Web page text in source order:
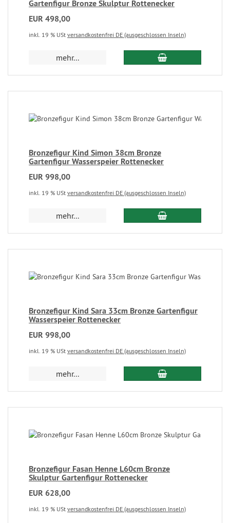
Gartenfigur Bronze Skulptur Rottenecker
EUR 498,00
inkl. 19 % USt versandkostenfrei DE (ausgeschlossen Inseln)
mehr...
Bronzefigur Kind Simon 38cm Bronze
Gartenfigur Wasserspeier Rottenecker
EUR 998,00
inkl. 19 % USt versandkostenfrei DE (ausgeschlossen Inseln)
mehr...
Bronzefigur Kind Sara 33cm Bronze Gartenfigur
Wasserspeier Rottenecker
EUR 998,00
inkl. 19 % USt versandkostenfrei DE (ausgeschlossen Inseln)
mehr...
Bronzefigur Fasan Henne L60cm Bronze
Skulptur Gartenfigur Rottenecker
EUR 628,00
inkl. 19 % USt versandkostenfrei DE (ausgeschlossen Inseln)